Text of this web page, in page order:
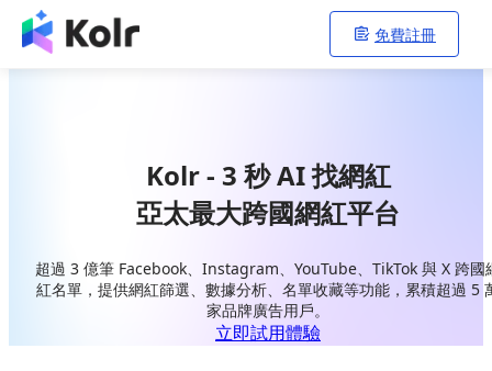
免費註冊
Kolr - 3 秒 AI 找網紅
亞太最大跨國網紅平台
超過 3 億筆 Facebook、Instagram、YouTube、TikTok 與 X 跨國
紅名單，提供網紅篩選、數據分析、名單收藏等功能，累積超過 5
家品牌廣告用戶。
立即試用體驗